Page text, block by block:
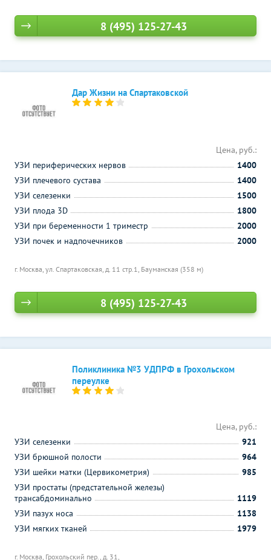
8 (495) 125-27-43
Дар Жизни на Спартаковской
г. Москва, ул. Спартаковская, д. 11 стр.1, Бауманская (358 м)
Цена, руб.:
УЗИ периферических нервов
1400
УЗИ плечевого сустава
1400
УЗИ селезенки
1500
УЗИ плода 3D
1800
УЗИ при беременности 1 триместр
2000
УЗИ почек и надпочечников
2000
8 (495) 125-27-43
Поликлиника №3 УДПРФ в Грохольском
переулке
г. Москва, Грохольский пер., д. 31,
Цена, руб.:
УЗИ селезенки
921
УЗИ брюшной полости
964
УЗИ шейки матки (Цервикометрия)
985
УЗИ простаты (предстательной железы)
трансабдоминально
1119
УЗИ пазух носа
1138
УЗИ мягких тканей
1979